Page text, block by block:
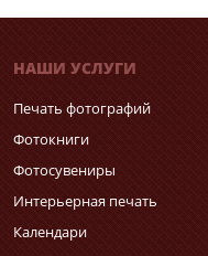
НАШИ УСЛУГИ
Печать фотографий
Фотокниги
Фотосувениры
Интерьерная печать
Календари